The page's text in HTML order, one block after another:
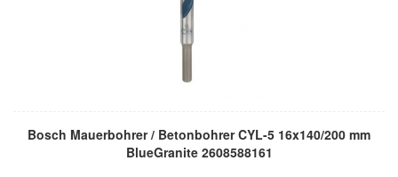
Bosch Mauerbohrer / Betonbohrer CYL-5 16x140/200 mm
BlueGranite 2608588161